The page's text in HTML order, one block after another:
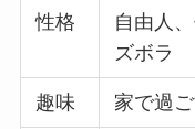
性格
自由人
ズボラ
趣味 家で過